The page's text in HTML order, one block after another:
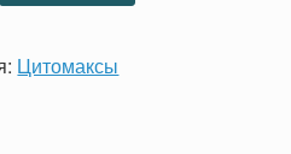
Цитомаксы